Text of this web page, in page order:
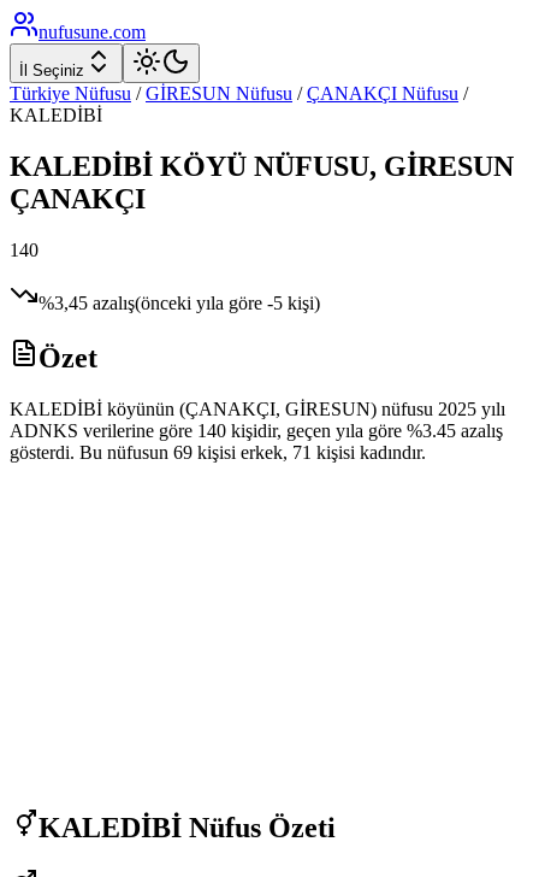
nufusune.com
İl Seçiniz
Türkiye Nüfusu / GİRESUN Nüfusu / ÇANAKÇI Nüfusu /
KALEDİBİ
KALEDİBİ KÖYÜ NÜFUSU, GİRESUN
ÇANAKÇI
140
%3,45 azalış(önceki yıla göre -5 kişi)
Özet
KALEDİBİ köyünün (ÇANAKÇI, GİRESUN) nüfusu 2025 yılı
ADNKS verilerine göre 140 kişidir, geçen yıla göre %3.45 azalış
gösterdi. Bu nüfusun 69 kişisi erkek, 71 kişisi kadındır.
KALEDİBİ Nüfus Özeti